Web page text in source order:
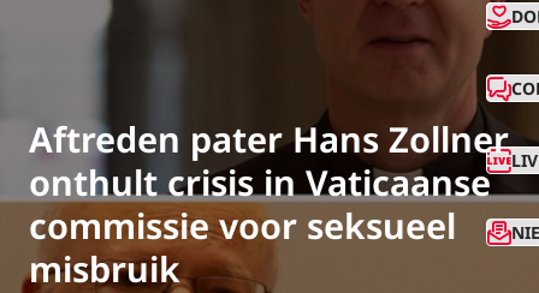
Aftreden pater Hans Zollner
onthult crisis in Vaticaanse
commissie voor seksueel
misbruik